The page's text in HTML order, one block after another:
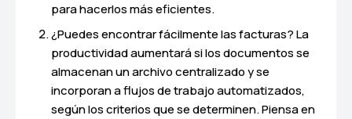
para hacerlos más eficientes.
¿Puedes encontrar fácilmente las facturas? La
productividad aumentará si los documentos se
almacenan un archivo centralizado y se
incorporan a flujos de trabajo automatizados,
según los criterios que se determinen. Piensa en